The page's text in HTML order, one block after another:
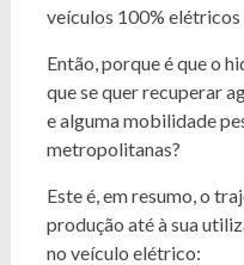
veículos 100% elétricos
Então, porque é que o
que se quer recuperar
e alguma mobilidade
metropolitanas?
Este é, em resumo, o
produção até à sua
no veículo elétrico: